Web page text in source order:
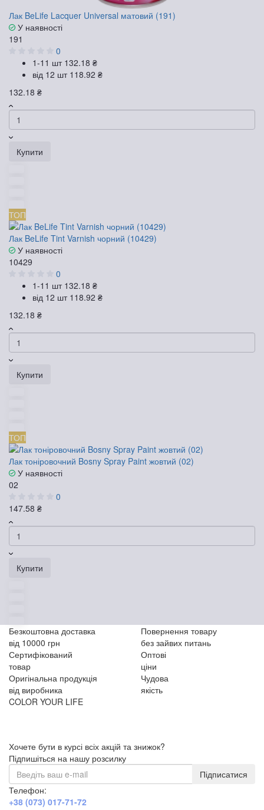
Лак BeLife Lacquer Universal матовий (191)
У наявності
191
0
1-11 шт 132.18 ₴
від 12 шт 118.92 ₴
132.18 ₴
Купити
ТОП
Лак BeLife Tint Varnish чорний (10429)
У наявності
10429
0
1-11 шт 132.18 ₴
від 12 шт 118.92 ₴
132.18 ₴
Купити
ТОП
Лак тоніровочний Bosny Spray Paint жовтий (02)
У наявності
02
0
147.58 ₴
Купити
Безкоштовна доставка
від 10000 грн
Повернення товару
без зайвих питань
Сертифікований
товар
Оптові
ціни
Оригінальна продукція
від виробника
Чудова
якість
COLOR YOUR LIFE
Хочете бути в курсі всіх акцій та знижок?
Підпишіться на нашу розсилку
Підписатися
Телефон:
+38 (073) 017-71-72